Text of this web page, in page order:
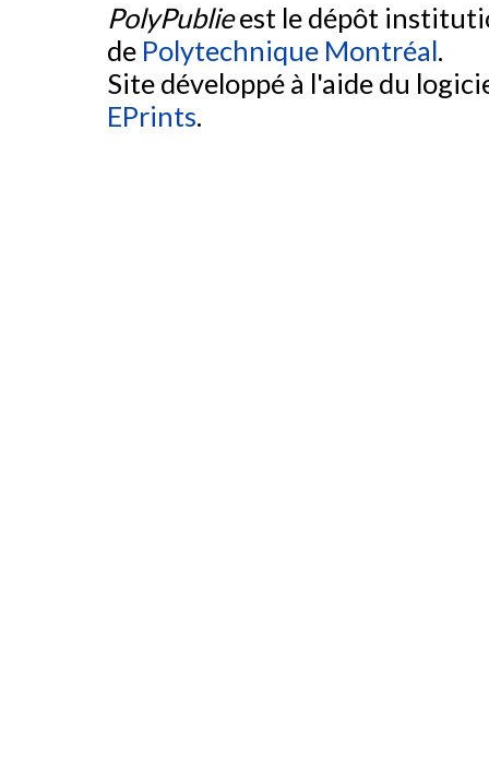
PolyPublieest le dépôt
de Polytechnique Montréal.
Site développé à l'aide du
EPrints.